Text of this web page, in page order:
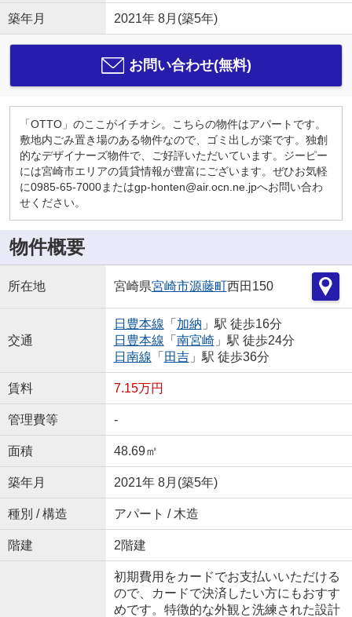
築年月 2021年 8月(築5年)
お問い合わせ(無料)
「OTTO」のここがイチオシ。こちらの物件はアパートです。
敷地内ごみ置き場のある物件なので、ゴミ出しが楽です。独創
的なデザイナーズ物件で、ご好評いただいています。ジーピー
には宮崎市エリアの賃貸情報が豊富にございます。ぜひお気軽
に0985-65-7000またはgp-honten@air.ocn.ne.jpへお問い合わ
せください。
物件概要
所在地 宮崎県宮崎市源藤町西田150
交通
日豊本線 「 加納 」駅 徒歩16分
日豊本線 「 南宮崎」駅 徒歩24分
日南線 「 田吉」駅 徒歩36分
賃料 7.15万円
管理費等 -
面積 48.69㎡
築年月 2021年 8月(築5年)
種別 / 構造 アパート / 木造
階建 2階建
初期費用をカードでお支払いいただける
ので、カードで決済したい方にもおすす
めです。特徴的な外観と洗練された設計